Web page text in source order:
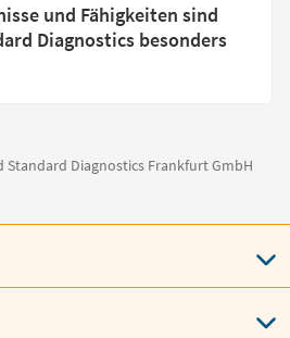
und Fähigkeiten sind
Diagnostics besonders
Standard Diagnostics Frankfurt GmbH